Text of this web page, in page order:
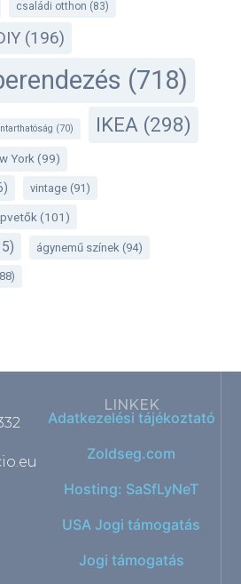
családi otthon (83)
(196)
(718)
(70) IKEA (298)
York (99)
vintage (91)
(101)
ágynemű színek (94)
LINKEK
Adatkezelési tájékoztató
Zoldseg.com
Hosting: SaSfLyNeT
USA Jogi támogatás
Jogi támogatás